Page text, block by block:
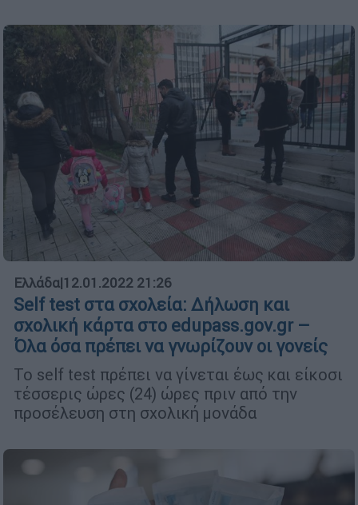
Ελλάδα|12.01.2022 21:26
Self test στα σχολεία: Δήλωση και
σχολική κάρτα στο edupass.gov.gr –
Όλα όσα πρέπει να γνωρίζουν οι γονείς
Το self test πρέπει να γίνεται έως και είκοσι
τέσσερις ώρες (24) ώρες πριν από την
προσέλευση στη σχολική μονάδα